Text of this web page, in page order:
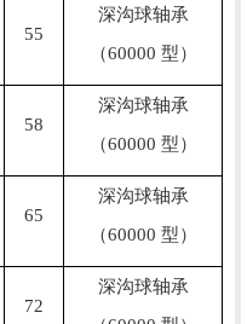
55
深沟球轴承
（60000 型）
58
深沟球轴承
（60000 型）
65
深沟球轴承
（60000 型）
72
深沟球轴承